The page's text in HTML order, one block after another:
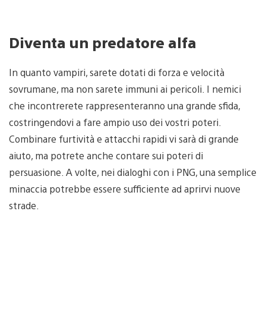
Diventa un predatore alfa
In quanto vampiri, sarete dotati di forza e velocità
sovrumane, ma non sarete immuni ai pericoli. I nemici
che incontrerete rappresenteranno una grande sfida,
costringendovi a fare ampio uso dei vostri poteri.
Combinare furtività e attacchi rapidi vi sarà di grande
aiuto, ma potrete anche contare sui poteri di
persuasione. A volte, nei dialoghi con i PNG, una semplice
minaccia potrebbe essere sufficiente ad aprirvi nuove
strade.